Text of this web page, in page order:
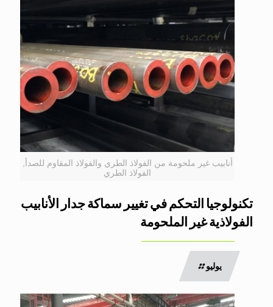
أنابيب غير ملحومة من الفولاذ الطري والفولاذ المقاوم للصدأ,
الفولاذ الطري
تكنولوجيا التحكم في تغيير سماكة جدار الأنابيب
الفولاذية غير الملحومة
يوليو